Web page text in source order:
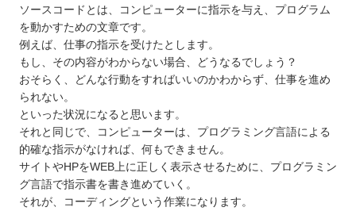
ソースコードとは、コンピューターに指示を与え、プログラム
を動かすための文章です。
例えば、仕事の指示を受けたとします。
もし、その内容がわからない場合、どうなるでしょう？
おそらく、どんな行動をすればいいのかわからず、仕事を進め
られない。
といった状況になると思います。
それと同じで、コンピューターは、プログラミング言語による
的確な指示がなければ、何もできません。
サイトやHPをWEB上に正しく表示させるために、プログラミン
グ言語で指示書を書き進めていく。
それが、コーディングという作業になります。